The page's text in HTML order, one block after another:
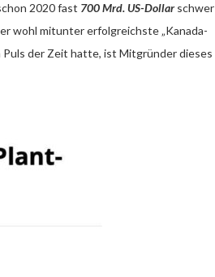
2020 fast 700 Mrd. US-Dollarschwer
wohl mitunter erfolgreichste „Kanada-
Puls der Zeit hatte, ist Mitgründer dieses